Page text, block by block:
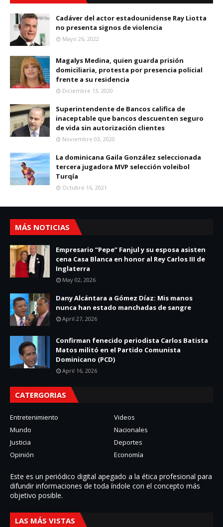
Cadáver del actor estadounidense Ray Liotta
no presenta signos de violencia
Mayo 26, 2022
Magalys Medina, quien guarda prisión
domiciliaria, protesta por presencia policial
frente a su residencia
Diciembre 13, 2020
Superintendente de Bancos califica de
inaceptable que bancos descuenten seguro
de vida sin autorización clientes
Noviembre 03, 2020
La dominicana Gaila González seleccionada
tercera jugadora MVP selección voleibol
Turqía
Octubre 16, 2021
MÁS NOTICIAS
Empresario “Pepe” Fanjul y su esposa asisten
cena Casa Blanca en honor al Rey Carlos III de
Inglaterra
May 02, 2026
Dany Alcántara a Gómez Díaz: Mis manos
nunca han estado manchadas de sangre
April 27, 2026
Confirman fenecido periodista Carlos Batista
Matos militó en el Partido Comunista
Dominicano (PCD)
April 16, 2026
CATERGORIAS
Entretenimiento
Videos
Mundo
Nacionales
Justicia
Deportes
Opinión
Economía
Este es un periódico digital apegado a la ética profesional para
difundir informaciones de toda í­ndole con el concepto más
objetivo posible.
LAS MÁS VISTAS